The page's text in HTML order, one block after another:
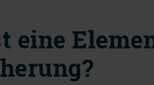
eine